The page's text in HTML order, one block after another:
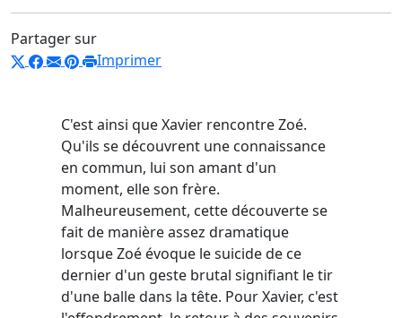
Partager sur
Imprimer
C'est ainsi que Xavier rencontre Zoé.
Qu'ils se découvrent une connaissance
en commun, lui son amant d'un
moment, elle son frère.
Malheureusement, cette découverte se
fait de manière assez dramatique
lorsque Zoé évoque le suicide de ce
dernier d'un geste brutal signifiant le tir
d'une balle dans la tête. Pour Xavier, c'est